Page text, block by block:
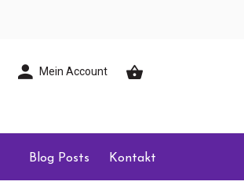
Mein Account
Blog Posts Kontakt